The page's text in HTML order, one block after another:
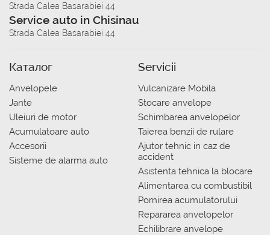
Strada Calea Basarabiei 44
Service auto in Chisinau
Strada Calea Basarabiei 44
Каталог
Anvelopele
Jante
Uleiuri de motor
Acumulatoare auto
Accesorii
Sisteme de alarma auto
Servicii
Vulcanizare Mobila
Stocare anvelope
Schimbarea anvelopelor
Taierea benzii de rulare
Ajutor tehnic in caz de
accident
Asistenta tehnica la blocare
Alimentarea cu combustibil
Pornirea acumulatorului
Repararea anvelopelor
Echilibrare anvelope